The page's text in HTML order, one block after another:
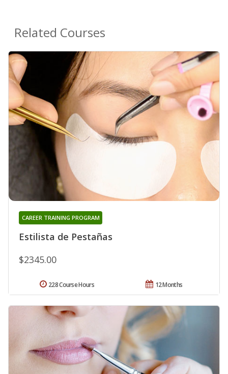
Related Courses
Estilista de Pestañas
CAREER TRAINING PROGRAM
$2345.00
12 Months
228 Course Hours